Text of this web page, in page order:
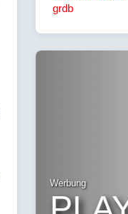
grdb
Werbung